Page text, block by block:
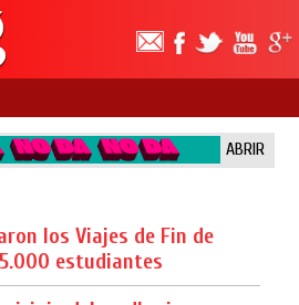
ABRIR
los Viajes de Fin de
estudiantes